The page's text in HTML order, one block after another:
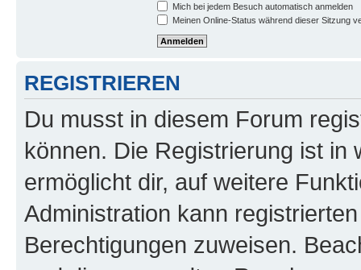
Mich bei jedem Besuch automatisch anmelden
Meinen Online-Status während dieser Sitzung
REGISTRIEREN
Du musst in diesem Forum
können. Die Registrierung ist in
ermöglicht dir, auf weitere
Administration kann
Berechtigungen zuweisen.